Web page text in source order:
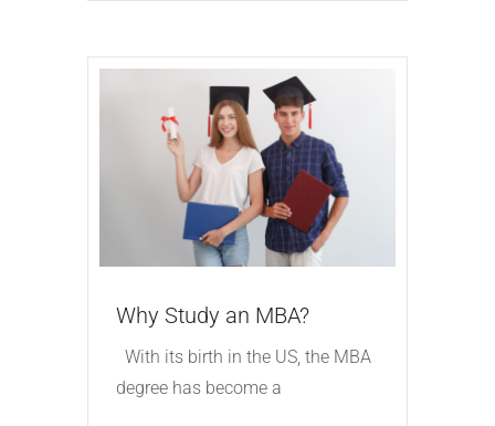
Why Study an MBA?
With its birth in the US, the MBA
degree has become a